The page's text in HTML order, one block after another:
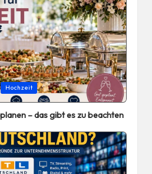
Hochzeit
– das gibt es zu beachten